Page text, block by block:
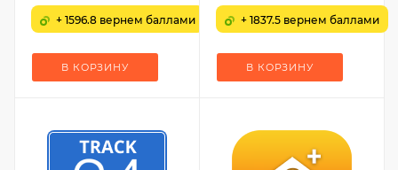
+ 1596.8 вернем баллами
В КОРЗИНУ
+ 1837.5 вернем баллами
В КОРЗИНУ